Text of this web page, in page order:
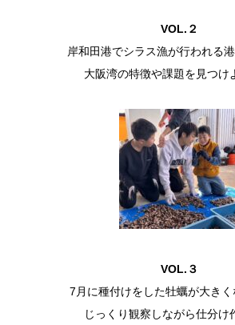
VOL.２
岸和田港でシラス漁が行われる港
大阪湾の特徴や課題を見つけ
VOL.３
7月に種付けをした牡蠣が大きく
じっくり観察しながら仕分け